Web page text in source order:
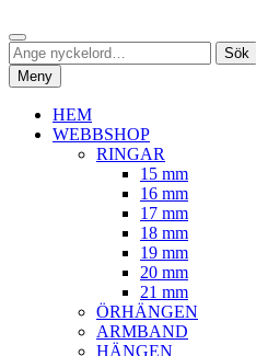
Hoppa
till
innehåll
Sök
Sök
efter:
Sök
Meny
HEM
WEBBSHOP
RINGAR
15 mm
16 mm
17 mm
18 mm
19 mm
20 mm
21 mm
ÖRHÄNGEN
ARMBAND
HÄNGEN